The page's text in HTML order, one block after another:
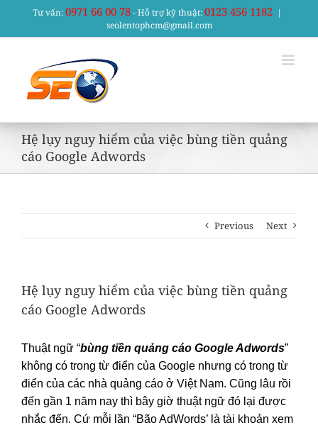
content
Tư vấn:0971 66 00 78- Hỗ trợ kỹ thuật:0123 456 1182 |
seolentophcm@gmail.com
Hệ lụy nguy hiểm của việc bùng tiền quảng
cáo Google Adwords
Previous Next
Hệ lụy nguy hiểm của việc bùng tiền quảng
cáo Google Adwords
Thuật ngữ “bùng tiền quảng cáo Google Adwords”
không có trong từ điển của Google nhưng có trong từ
điển của các nhà quảng cáo ở Việt Nam. Cũng lâu rồi
đến gần 1 năm nay thì bây giờ thuật ngữ đó lại được
nhắc đến. Cứ mỗi lần “Bão AdWords’ là tài khoản xem